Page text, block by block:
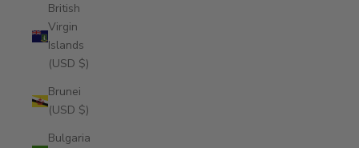
British
Virgin
Islands
(USD $)
Brunei
(USD $)
Bulgaria